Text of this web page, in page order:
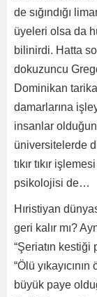
de sığındığı
üyeleri olsa da
bilinirdi. Hatta
dokuzuncu
Dominikan
damarlarına
insanlar
üniversitelerde
tıkır tıkır
psikolojisi de…
Hıristiyan
geri kalır mı?
“Şeriatın
“Ölü
büyük paye